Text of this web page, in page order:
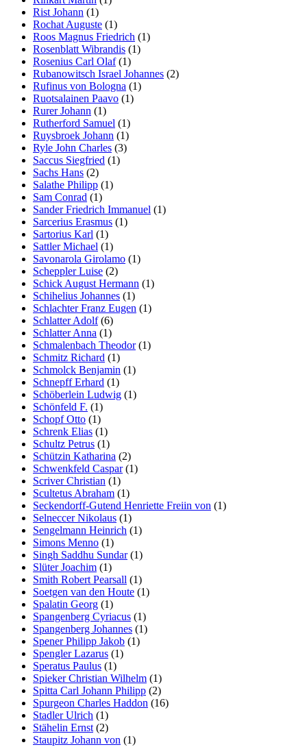
Rist Johann (1)
Rochat Auguste (1)
Roos Magnus Friedrich (1)
Rosenblatt Wibrandis (1)
Rosenius Carl Olaf(1)
Rubanowitsch Israel Johannes (2)
Rufinus von Bologna (1)
Ruotsalainen Paavo (1)
Rurer Johann (1)
Rutherford Samuel (1)
Ruysbroek Johann (1)
Ryle John Charles (3)
Saccus Siegfried (1)
Sachs Hans (2)
Salathe Philipp (1)
Sam Conrad (1)
Sander Friedrich Immanuel (1)
Sarcerius Erasmus (1)
Sartorius Karl (1)
Sattler Michael (1)
Savonarola Girolamo (1)
Scheppler Luise (2)
Schick August Hermann (1)
Schihelius Johannes (1)
Schlachter Franz Eugen (1)
Schlatter Adolf(6)
Schlatter Anna (1)
Schmalenbach Theodor(1)
Schmitz Richard (1)
Schmolck Benjamin (1)
Schnepff Erhard (1)
Schöberlein Ludwig (1)
Schönfeld F. (1)
Schopf Otto (1)
Schrenk Elias (1)
Schultz Petrus (1)
Schützin Katharina (2)
Schwenkfeld Caspar(1)
Scriver Christian (1)
Scultetus Abraham (1)
Seckendorff-Gutend Henriette Freiin von (1)
Selneccer Nikolaus (1)
Sengelmann Heinrich (1)
Simons Menno (1)
Singh Saddhu Sundar(1)
Slüter Joachim (1)
Smith Robert Pearsall (1)
Soetgen van den Houte (1)
Spalatin Georg (1)
Spangenberg Cyriacus (1)
Spangenberg Johannes (1)
Spener Philipp Jakob (1)
Spengler Lazarus (1)
Speratus Paulus (1)
Spieker Christian Wilhelm (1)
Spitta Carl Johann Philipp (2)
Spurgeon Charles Haddon (16)
Stadler Ulrich (1)
Stähelin Ernst (2)
Staupitz Johann von (1)